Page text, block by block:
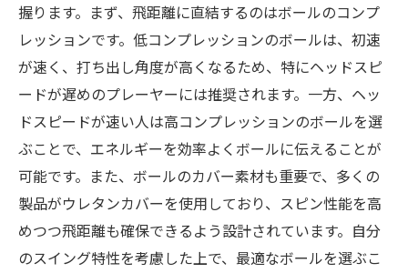
握ります。まず、飛距離に直結するのはボールのコンプ
レッションです。低コンプレッションのボールは、初速
が速く、打ち出し角度が高くなるため、特にヘッドスピ
ードが遅めのプレーヤーには推奨されます。一方、ヘッ
ドスピードが速い人は高コンプレッションのボールを選
ぶことで、エネルギーを効率よくボールに伝えることが
可能です。また、ボールのカバー素材も重要で、多くの
製品がウレタンカバーを使用しており、スピン性能を高
めつつ飛距離も確保できるよう設計されています。自分
のスイング特性を考慮した上で、最適なボールを選ぶこ